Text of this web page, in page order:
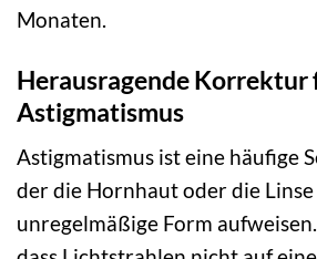
Monaten.
Herausragende Korrektur
Astigmatismus
Astigmatismus ist eine häufige
der die Hornhaut oder die
unregelmäßige Form